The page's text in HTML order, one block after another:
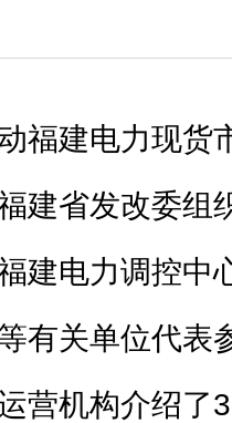
福建电力现货
建省发改委组
建电力调控中
有关单位代表
营机构介绍了